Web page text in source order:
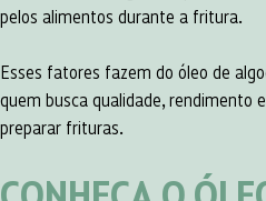
pelos alimentos durante a fritura.
Esses fatores fazem do óleo de
quem busca qualidade, rendimento
preparar frituras.